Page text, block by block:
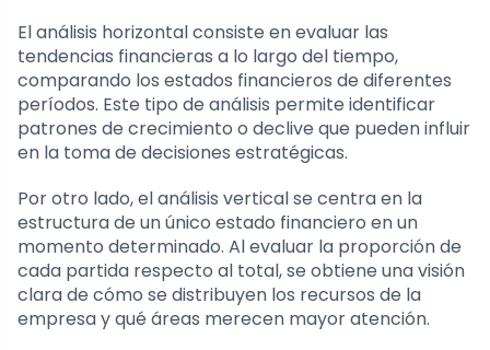
El análisis horizontal consiste en evaluar las
tendencias financieras a lo largo del tiempo,
comparando los estados financieros de diferentes
períodos. Este tipo de análisis permite identificar
patrones de crecimiento o declive que pueden influir
en la toma de decisiones estratégicas.
Por otro lado, el análisis vertical se centra en la
estructura de un único estado financiero en un
momento determinado. Al evaluar la proporción de
cada partida respecto al total, se obtiene una visión
clara de cómo se distribuyen los recursos de la
empresa y qué áreas merecen mayor atención.